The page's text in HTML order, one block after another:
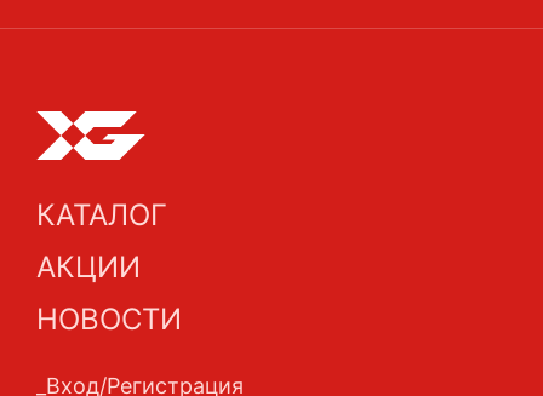
КАТАЛОГ
АКЦИИ
НОВОСТИ
Вход/Регистрация